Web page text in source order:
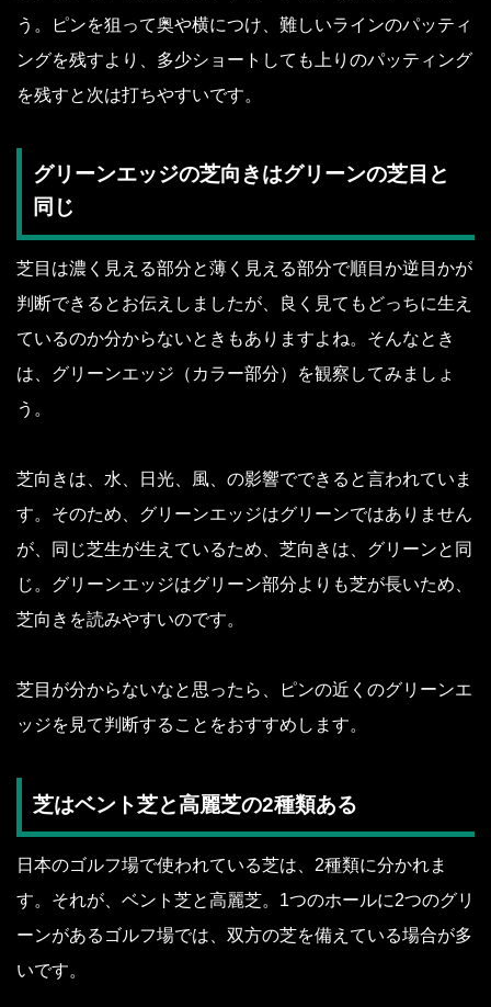
う。ピンを狙って奥や横につけ、難しいラインのパッティ
ングを残すより、多少ショートしても上りのパッティング
を残すと次は打ちやすいです。
グリーンエッジの芝向きはグリーンの芝目と
同じ
芝目は濃く見える部分と薄く見える部分で順目か逆目かが
判断できるとお伝えしましたが、良く見てもどっちに生え
ているのか分からないときもありますよね。そんなとき
は、グリーンエッジ（カラー部分）を観察してみましょ
う。
芝向きは、水、日光、風、の影響でできると言われていま
す。そのため、グリーンエッジはグリーンではありません
が、同じ芝生が生えているため、芝向きは、グリーンと同
じ。グリーンエッジはグリーン部分よりも芝が長いため、
芝向きを読みやすいのです。
芝目が分からないなと思ったら、ピンの近くのグリーンエ
ッジを見て判断することをおすすめします。
芝はベント芝と高麗芝の2種類ある
日本のゴルフ場で使われている芝は、2種類に分かれま
す。それが、ベント芝と高麗芝。1つのホールに2つのグリ
ーンがあるゴルフ場では、双方の芝を備えている場合が多
いです。